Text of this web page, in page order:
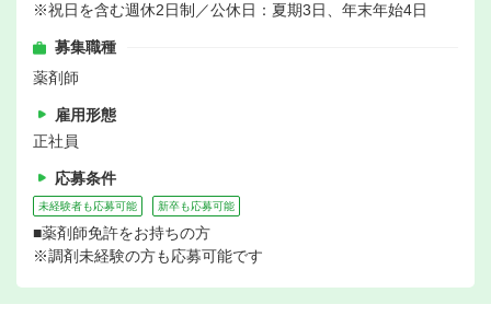
※祝日を含む週休2日制／公休日：夏期3日、年末年始4日
募集職種
薬剤師
雇用形態
正社員
応募条件
未経験者も応募可能 新卒も応募可能
■薬剤師免許をお持ちの方
※調剤未経験の方も応募可能です